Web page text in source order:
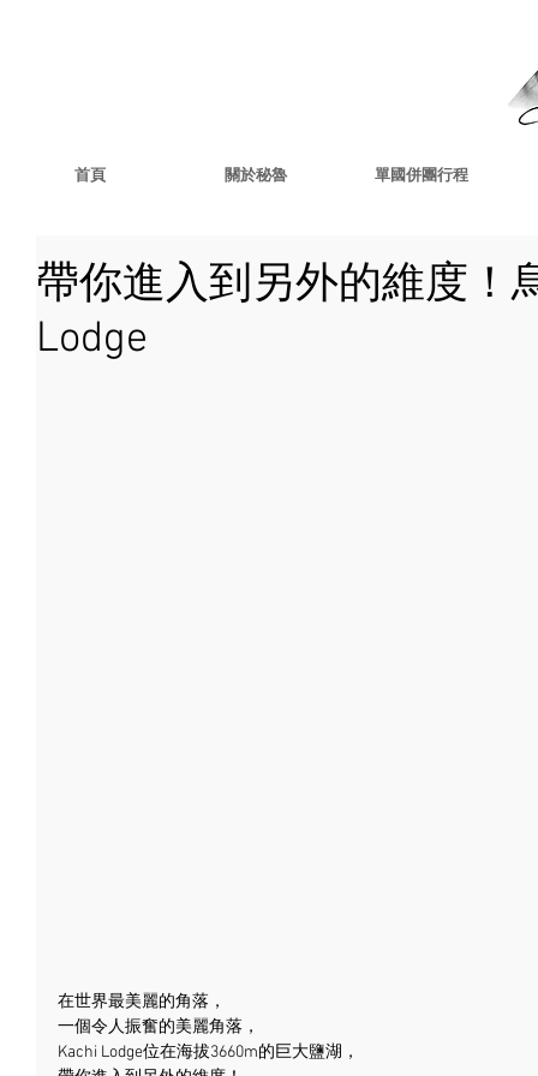
首頁 關於秘魯 單國併團行程
帶你進入到另外的維度！
Lodge
在世界最美麗的角落，
一個令人振奮的美麗角落，
Kachi Lodge位在海拔3660m的巨大鹽湖，